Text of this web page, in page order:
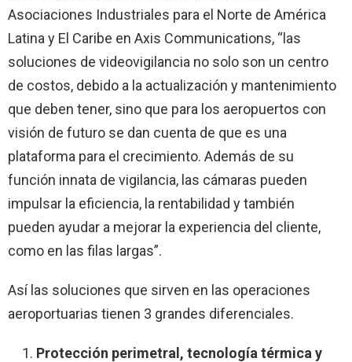
Asociaciones Industriales para el Norte de América
Latina y El Caribe en Axis Communications, “las
soluciones de videovigilancia no solo son un centro
de costos, debido a la actualización y mantenimiento
que deben tener, sino que para los aeropuertos con
visión de futuro se dan cuenta de que es una
plataforma para el crecimiento. Además de su
función innata de vigilancia, las cámaras pueden
impulsar la eficiencia, la rentabilidad y también
pueden ayudar a mejorar la experiencia del cliente,
como en las filas largas”.
Así las soluciones que sirven en las operaciones
aeroportuarias tienen 3 grandes diferenciales.
Protección perimetral, tecnología térmica y